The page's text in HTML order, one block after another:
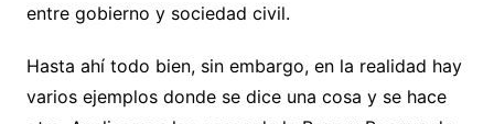
entre gobierno y sociedad civil.
Hasta ahí todo bien, sin embargo, en la realidad hay
varios ejemplos donde se dice una cosa y se hace